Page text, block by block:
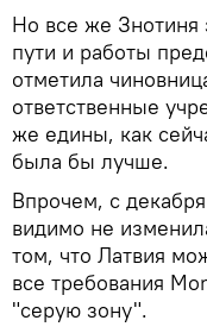
Но все же Знотиня
пути и работы
отметила
ответственные
же едины, как
была бы лучше.
Впрочем, с
видимо не
том, что Латвия
все требования
"серую зону".